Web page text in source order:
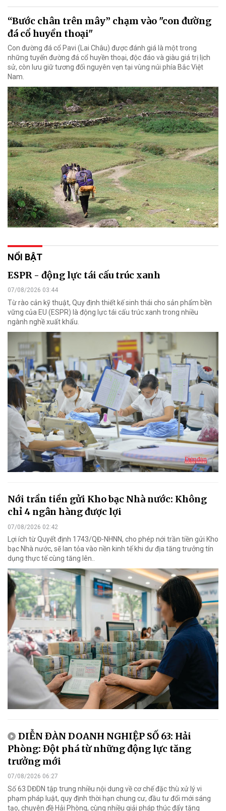
“Bước chân trên mây” chạm vào "con đường
đá cổ huyền thoại"
Con đường đá cổ Pavi (Lai Châu) được đánh giá là một trong
những tuyến đường đá cổ huyền thoại, độc đáo và giàu giá trị lịch
sử, còn lưu giữ tương đối nguyên vẹn tại vùng núi phía Bắc Việt
Nam.
NỔI BẬT
ESPR - động lực tái cấu trúc xanh
07/08/2026 03:44
Từ rào cản kỹ thuật, Quy định thiết kế sinh thái cho sản phẩm bền
vững của EU (ESPR) là động lực tái cấu trúc xanh trong nhiều
ngành nghề xuất khẩu.
Nới trần tiền gửi Kho bạc Nhà nước: Không
chỉ 4 ngân hàng được lợi
07/08/2026 02:42
Lợi ích từ Quyết định 1743/QĐ-NHNN, cho phép nới trần tiền gửi Kho
bạc Nhà nước, sẽ lan tỏa vào nền kinh tế khi dư địa tăng trưởng tín
dụng thực tế cùng tăng lên..
DIỄN ĐÀN DOANH NGHIỆP SỐ 63: Hải
Phòng: Đột phá từ những động lực tăng
trưởng mới
07/08/2026 06:27
Số 63 DĐDN tập trung nhiều nội dung về cơ chế đặc thù xử lý vi
phạm pháp luật, quy định thời hạn chung cư, đầu tư đổi mới sáng
tạo, chuyên đề Hải Phòng, cùng nhiều giải pháp thúc đẩy tăng